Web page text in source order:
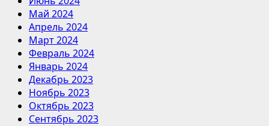
Май 2024
Апрель 2024
Март 2024
Февраль 2024
Январь 2024
Декабрь 2023
Ноябрь 2023
Октябрь 2023
Сентябрь 2023